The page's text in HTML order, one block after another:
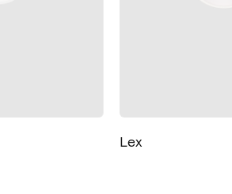
Lex
Tel.: +34 961 667 207